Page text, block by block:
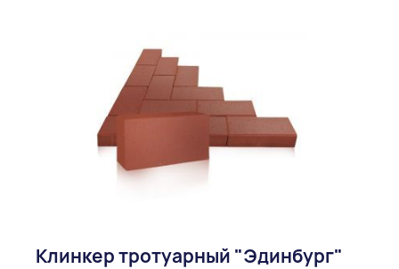
Клинкер тротуарный "Эдинбург"